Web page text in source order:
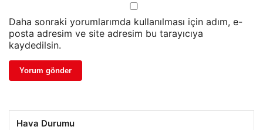
Daha sonraki yorumlarımda kullanılması için adım, e-
posta adresim ve site adresim bu tarayıcıya
kaydedilsin.
Hava Durumu